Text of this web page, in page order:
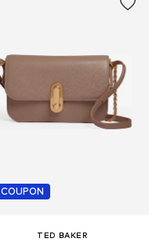
COUPON
TED BAKER